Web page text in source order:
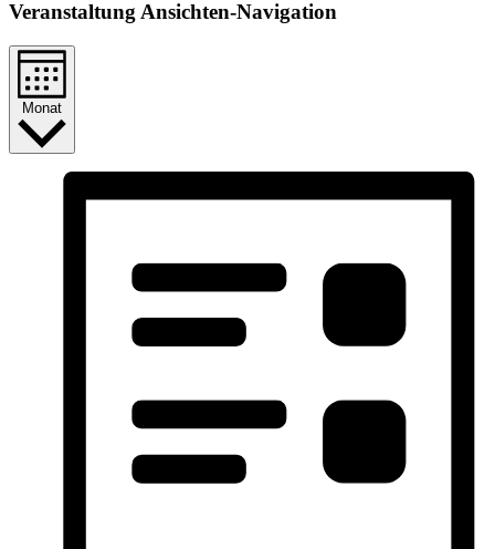
Veranstaltung Ansichten-Navigation
Monat